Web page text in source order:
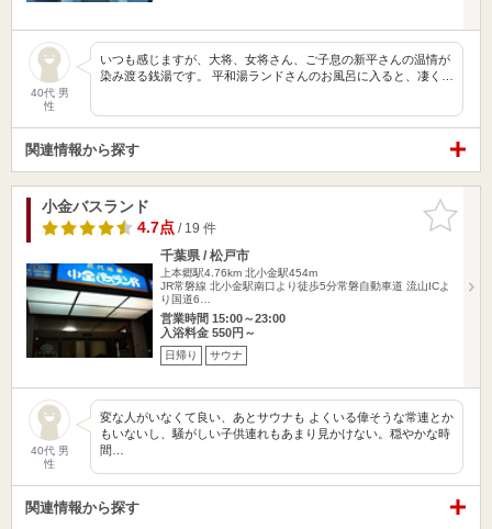
40代 男
性
いつも感じますが、大将、女将さん、ご子息の新平さんの温情が
染み渡る銭湯です。 平和湯ランドさんのお風呂に入ると、凄く…
関連情報から探す
お気に入
りに追加
小金バスランド
4.7点/ 19 件
千葉県 / 松戸市
上本郷駅4.76km 北小金駅454m
JR常磐線 北小金駅南口より徒歩5分常磐自動車道 流山ICよ
り国道6…
営業時間 15:00～23:00
入浴料金 550円～
日帰り サウナ
40代 男
性
変な人がいなくて良い、あとサウナも よくいる偉そうな常連とか
もいないし、騒がしい子供連れもあまり見かけない。穏やかな時
間…
関連情報から探す